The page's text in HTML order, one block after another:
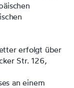
erfolgt über
Str. 126,
an einem